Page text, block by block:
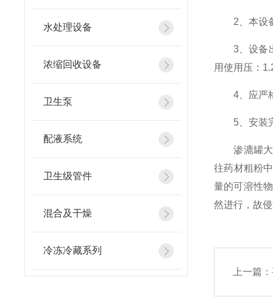
2、本设备
3、设备出
用使用压：
4、应严格
5、安装完
渗漉罐大多
往药材粗粉
量的可溶性
然进行，故
上一篇：
水处理设备
浓缩回收设备
卫生泵
配液系统
卫生级管件
混合及干燥
冷冻冷藏系列